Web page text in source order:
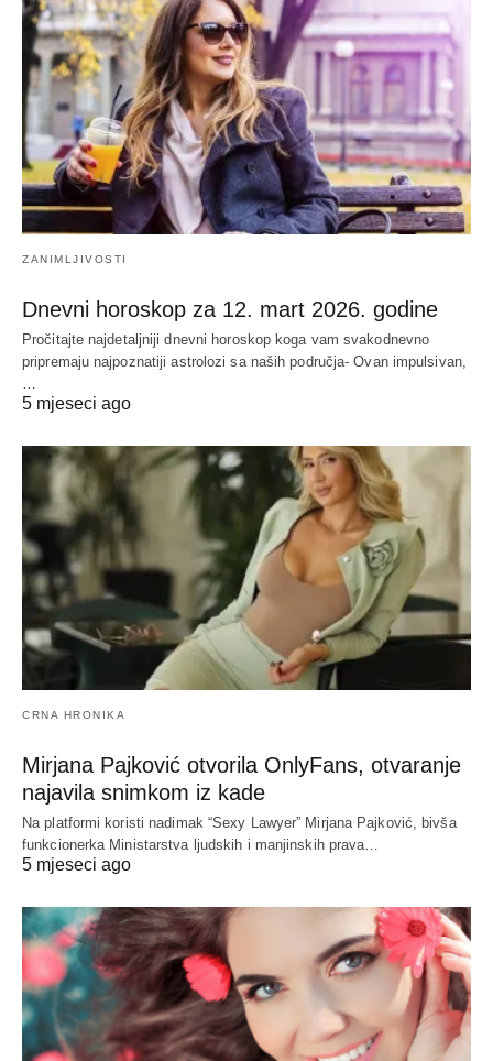
ZANIMLJIVOSTI
Dnevni horoskop za 12. mart 2026. godine
Pročitajte najdetaljniji dnevni horoskop koga vam svakodnevno
pripremaju najpoznatiji astrolozi sa naših područja- Ovan impulsivan,
…
5 mjeseci ago
CRNA HRONIKA
Mirjana Pajković otvorila OnlyFans, otvaranje
najavila snimkom iz kade
Na platformi koristi nadimak “Sexy Lawyer” Mirjana Pajković, bivša
funkcionerka Ministarstva ljudskih i manjinskih prava…
5 mjeseci ago